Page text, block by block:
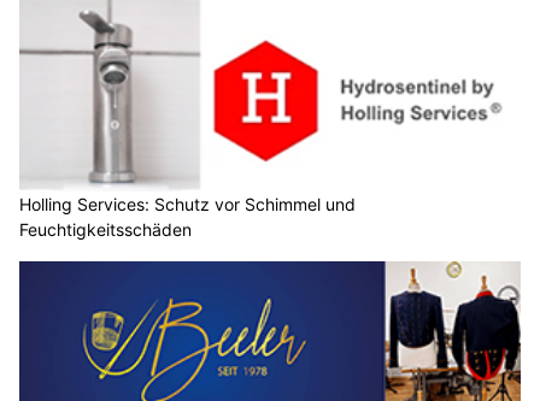
Holling Services: Schutz vor Schimmel und
Feuchtigkeitsschäden